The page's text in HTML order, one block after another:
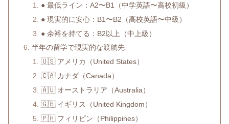
● 最低ライン：A2〜B1（中学英語〜高校初級）
● 現実的に安心：B1〜B2（高校英語〜中級）
● 余裕を持てる：B2以上（中上級）
半年の留学で現実的な渡航先
🇺🇸 アメリカ（United States）
🇨🇦 カナダ（Canada）
🇦🇺 オーストラリア（Australia）
🇬🇧 イギリス（United Kingdom）
🇵🇭 フィリピン（Philippines）